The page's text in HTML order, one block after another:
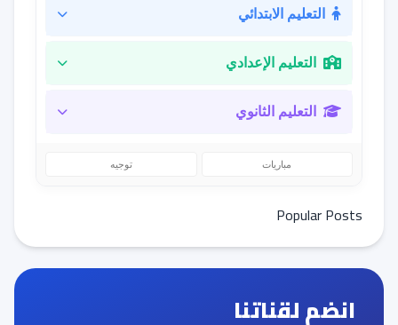
التعليم الابتدائي
التعليم الإعدادي
التعليم الثانوي
مباريات توجيه
Popular Posts
انضم لقناتنا